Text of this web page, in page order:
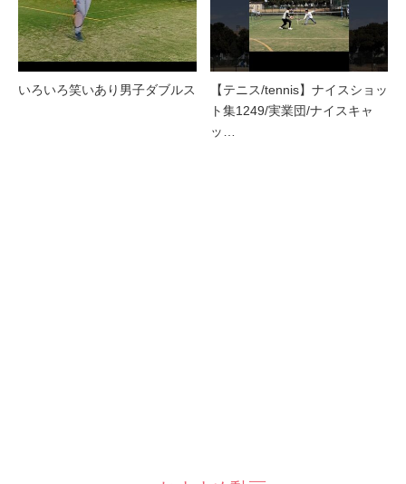
いろいろ笑いあり男子ダブルス
【テニス/tennis】ナイスショッ
ト集1249/実業団/ナイスキャ
ッ…